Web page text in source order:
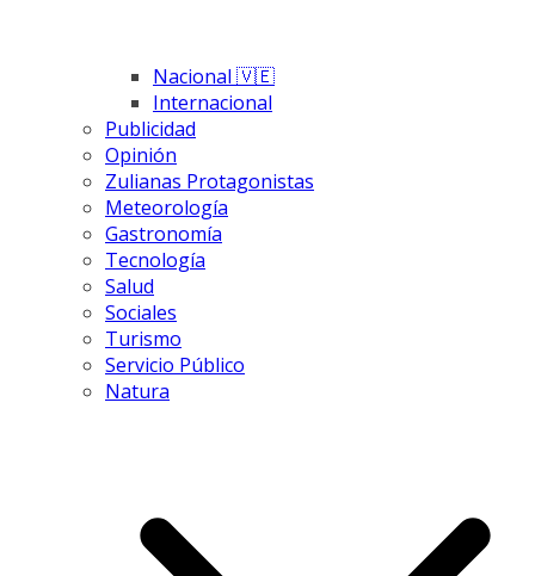
Nacional 🇻🇪
Internacional
Publicidad
Opinión
Zulianas Protagonistas
Meteorología
Gastronomía
Tecnología
Salud
Sociales
Turismo
Servicio Público
Natura